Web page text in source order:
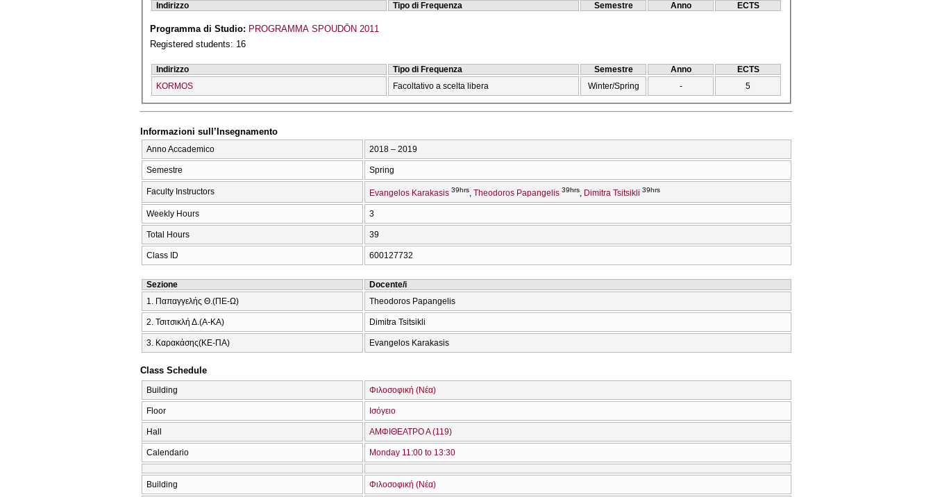
Indirizzo Tipo di Frequenza Semestre Anno ECTS
Programma di Studio: PROGRAMMA SPOUDŌN 2011
Registered students: 16
Indirizzo Tipo di Frequenza Semestre Anno
ECTS
KORMOS
Facoltativo a scelta libera Winter/Spring - 5
Informazioni sull’Insegnamento
Anno Accademico 2018 – 2019
Semestre Spring
Faculty Instructors Evangelos Karakasis 39hrs Theodoros Papangelis 39hrs Dimitra Tsitsikli 39hrs
Weekly Hours 3
Total Hours 39
Class ID 600127732
Sezione
Docente/i
1. Παπαγγελής Θ.(ΠΕ-Ω)
Theodoros Papangelis
2. Τσιτσικλή Δ.(Α-ΚΑ) Dimitra Tsitsikli
3. Καρακάσης(ΚΕ-ΠΑ) Evangelos Karakasis
Class Schedule
Building Φιλοσοφική (Νέα)
Floor Ισόγειο
Hall ΑΜΦΙΘΕΑΤΡΟ Α (119)
Calendario Monday 11:00 to 13:30
Building Φιλοσοφική (Νέα)